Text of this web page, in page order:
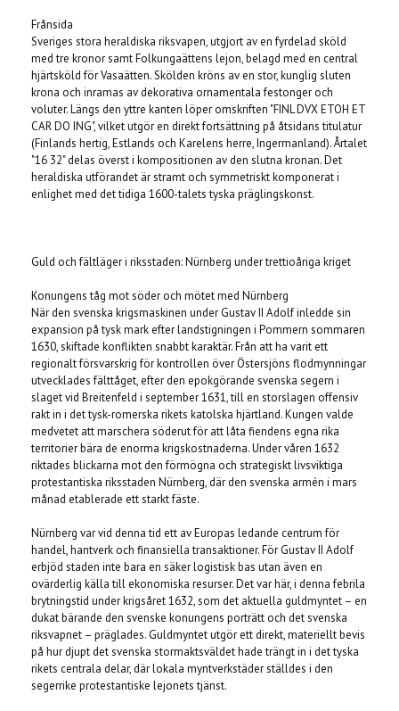
Frånsida
Sveriges stora heraldiska riksvapen, utgjort av en fyrdelad sköld
med tre kronor samt Folkungaättens lejon, belagd med en central
hjärtsköld för Vasaätten. Skölden kröns av en stor, kunglig sluten
krona och inramas av dekorativa ornamentala festonger och
voluter. Längs den yttre kanten löper omskriften "FINL DVX ETOH ET
CAR DO ING", vilket utgör en direkt fortsättning på åtsidans titulatur
(Finlands hertig, Estlands och Karelens herre, Ingermanland). Årtalet
"16 32" delas överst i kompositionen av den slutna kronan. Det
heraldiska utförandet är stramt och symmetriskt komponerat i
enlighet med det tidiga 1600-talets tyska präglingskonst.
Guld och fältläger i riksstaden: Nürnberg under trettioåriga kriget
Konungens tåg mot söder och mötet med Nürnberg
När den svenska krigsmaskinen under Gustav II Adolf inledde sin
expansion på tysk mark efter landstigningen i Pommern sommaren
1630, skiftade konflikten snabbt karaktär. Från att ha varit ett
regionalt försvarskrig för kontrollen över Östersjöns flodmynningar
utvecklades fälttåget, efter den epokgörande svenska segern i
slaget vid Breitenfeld i september 1631, till en storslagen offensiv
rakt in i det tysk-romerska rikets katolska hjärtland. Kungen valde
medvetet att marschera söderut för att låta fiendens egna rika
territorier bära de enorma krigskostnaderna. Under våren 1632
riktades blickarna mot den förmögna och strategiskt livsviktiga
protestantiska riksstaden Nürnberg, där den svenska armén i mars
månad etablerade ett starkt fäste.
Nürnberg var vid denna tid ett av Europas ledande centrum för
handel, hantverk och finansiella transaktioner. För Gustav II Adolf
erbjöd staden inte bara en säker logistisk bas utan även en
ovärderlig källa till ekonomiska resurser. Det var här, i denna febrila
brytningstid under krigsåret 1632, som det aktuella guldmyntet – en
dukat bärande den svenske konungens porträtt och det svenska
riksvapnet – präglades. Guldmyntet utgör ett direkt, materiellt bevis
på hur djupt det svenska stormaktsväldet hade trängt in i det tyska
rikets centrala delar, där lokala myntverkstäder ställdes i den
segerrike protestantiske lejonets tjänst.